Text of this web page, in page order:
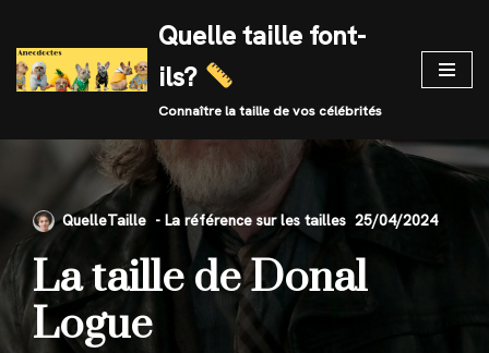
Skip
to
Quelle taille font-
ils?
Connaître la taille de vos célébrités
QuelleTaille 25/04/2024
La taille de Donal
Logue